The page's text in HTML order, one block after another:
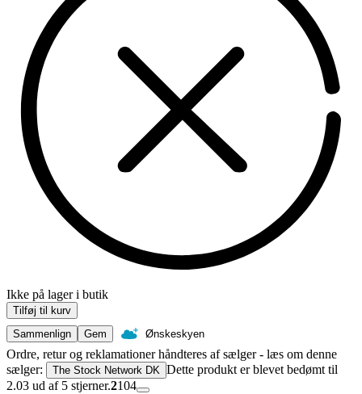
Ikke på lager i butik
Tilføj til kurv
Sammenlign
Gem Ønskeskyen
Ordre, retur og reklamationer håndteres af sælger - læs om denne
sælger:
The Stock Network DK Dette produkt er blevet bedømt til
2.03 ud af 5 stjerner.2104